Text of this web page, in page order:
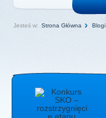
Jesteś w: Strona Główna Blogi